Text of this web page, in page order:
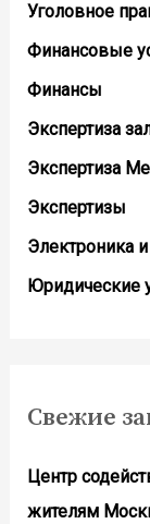
Уголовное
Финансовые
Финансы
Экспертиза
Экспертиза
Экспертизы
Электроника
Юридические
Свежие
Центр
жителям